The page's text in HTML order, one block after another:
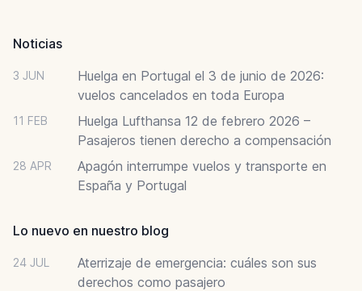
Noticias
3 JUN
Huelga en Portugal el 3 de junio de 2026:
vuelos cancelados en toda Europa
11 FEB
Huelga Lufthansa 12 de febrero 2026 –
Pasajeros tienen derecho a compensación
28 APR
Apagón interrumpe vuelos y transporte en
España y Portugal
Lo nuevo en nuestro blog
24 JUL
Aterrizaje de emergencia: cuáles son sus
derechos como pasajero